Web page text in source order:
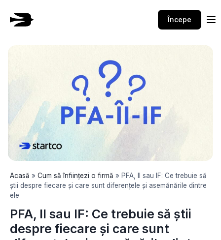
content
Începe
Acasă » Cum să înființezi o firmă » PFA, II sau IF: Ce trebuie să
știi despre fiecare și care sunt diferențele și asemănările dintre
ele
PFA, II sau IF: Ce trebuie să știi
despre fiecare și care sunt